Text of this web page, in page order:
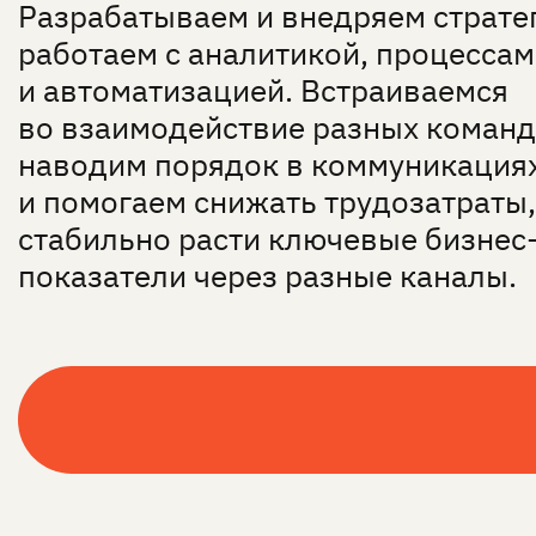
Разрабатываем и внедряем
работаем с аналитикой,
и автоматизацией. Встраиваемся
во взаимодействие разных
наводим порядок в
и помогаем снижать
стабильно расти ключевые
показатели через разные каналы.